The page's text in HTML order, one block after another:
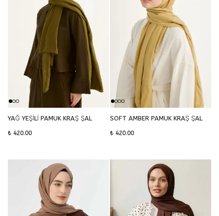
YAĞ YEŞİLİ PAMUK KRAŞ ŞAL
₺ 420.00
SOFT AMBER PAMUK KRAŞ ŞAL
₺ 420.00